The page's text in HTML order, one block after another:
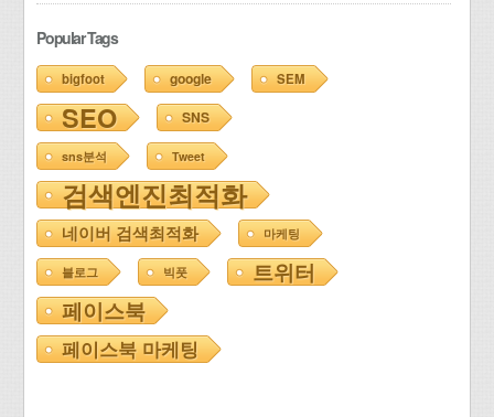
Popular Tags
bigfoot google SEM
SEO SNS
sns분석 Tweet
검색엔진최적화
네이버 검색최적화 마케팅
블로그 빅풋
트위터
페이스북
페이스북 마케팅